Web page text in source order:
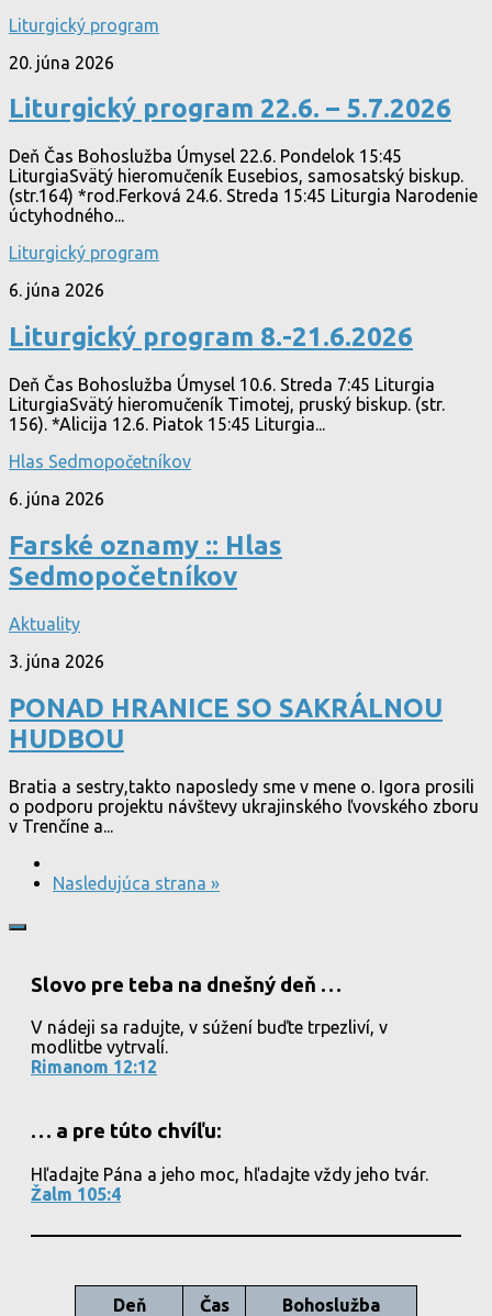
Liturgický program
20. júna 2026
Liturgický program 22.6. – 5.7.2026
Deň Čas Bohoslužba Úmysel 22.6. Pondelok 15:45
LiturgiaSvätý hieromučeník Eusebios, samosatský biskup.
(str.164) *rod.Ferková 24.6. Streda 15:45 Liturgia Narodenie
úctyhodného...
Liturgický program
6. júna 2026
Liturgický program 8.-21.6.2026
Deň Čas Bohoslužba Úmysel 10.6. Streda 7:45 Liturgia
LiturgiaSvätý hieromučeník Timotej, pruský biskup. (str.
156). *Alicija 12.6. Piatok 15:45 Liturgia...
Hlas Sedmopočetníkov
6. júna 2026
Farské oznamy :: Hlas
Sedmopočetníkov
Aktuality
3. júna 2026
PONAD HRANICE SO SAKRÁLNOU
HUDBOU
Bratia a sestry,takto naposledy sme v mene o. Igora prosili
o podporu projektu návštevy ukrajinského ľvovského zboru
v Trenčíne a...
Nasledujúca strana »
Slovo pre teba na dnešný deň …
V nádeji sa radujte, v súžení buďte trpezliví, v
modlitbe vytrvalí.
Rimanom 12:12
… a pre túto chvíľu:
Hľadajte Pána a jeho moc, hľadajte vždy jeho tvár.
Žalm 105:4
Deň Čas Bohoslužba